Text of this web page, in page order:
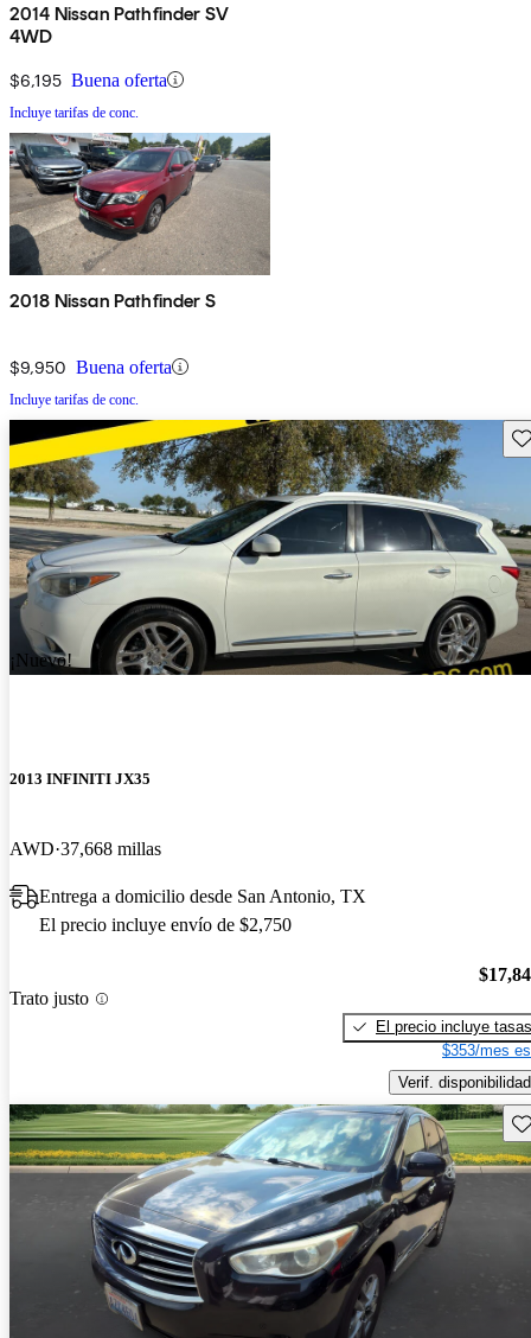
2014 Nissan Pathfinder SV
4WD
$6,195 Buena oferta
Incluye tarifas de conc.
2018 Nissan Pathfinder S
$9,950 Buena oferta
Incluye tarifas de conc.
¡Nuevo!
2013 INFINITI JX35
AWD 37,668 millas
Entrega a domicilio desde San Antonio, TX
El precio incluye envío de $2,750
Trato justo
El precio incluye tasas
$353/mes
Verif. disponibilidad